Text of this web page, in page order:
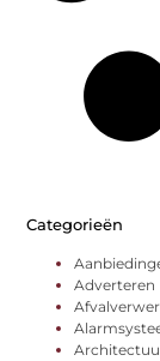
Categorieën
Adverteren